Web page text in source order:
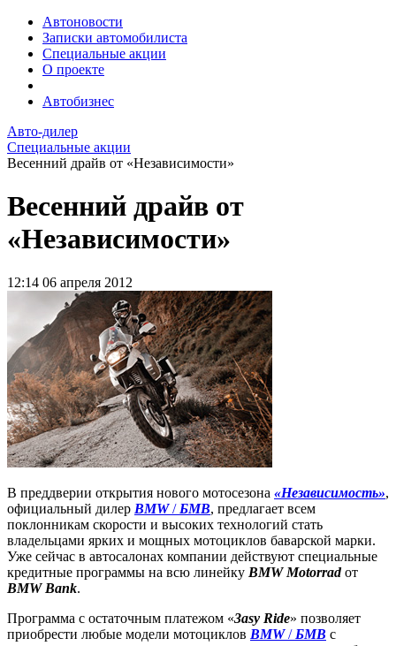
Автоновости
Записки автомобилиста
Специальные акции
О проекте
Автобизнес
Авто-дилер
Специальные акции
Весенний драйв от «Независимости»
Весенний драйв от
«Независимости»
12:14 06 апреля 2012
В преддверии открытия нового мотосезона «Независимость»,
официальный дилер BMW/ БМВ, предлагает всем
поклонникам скорости и высоких технологий стать
владельцами ярких и мощных мотоциклов баварской марки.
Уже сейчас в автосалонах компании действуют специальные
кредитные программы на всю линейку BMW Motorradот
BMW Bank.
Программа с остаточным платежом «3asy Ride» позволяет
приобрести любые модели мотоциклов BMW/ БМВ с